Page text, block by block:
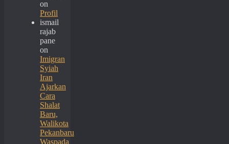
on
Profil
ismail
rajab
pane
on
Imigran
Syiah
Iran
Ajarkan
Cara
Shalat
Baru,
Walikota
Pekanbaru
Waspada